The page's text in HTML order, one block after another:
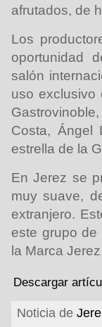
afrutados, de
Los
oportunidad
salón
uso
Costa, Ángel
estrella de la
En Jerez se
muy suave,
extranjero.
este grupo
la Marca
Descargar
Noticia de